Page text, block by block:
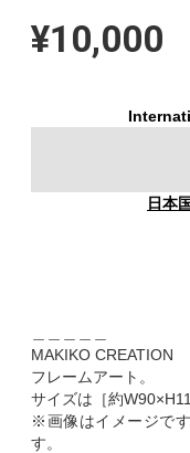
¥10,000
日本
MAKIKO CREATION
フレームアート。
サイズは［約
※画像はイメージで
す。